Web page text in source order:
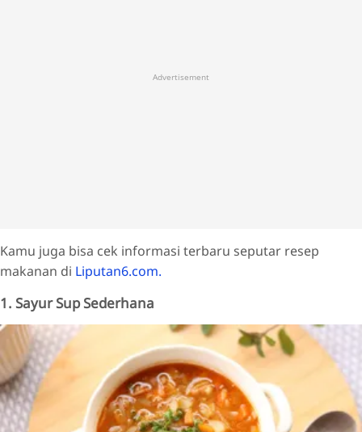
Advertisement
Kamu juga bisa cek informasi terbaru seputar resep
makanan di Liputan6.com.
1. Sayur Sup Sederhana